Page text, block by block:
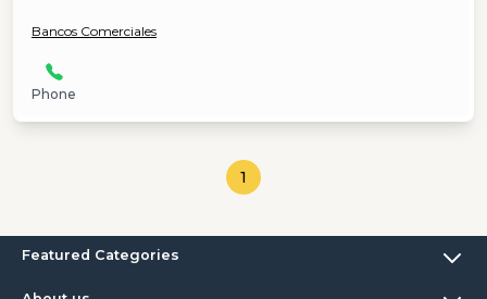
Bancos Comerciales
Phone
1
Featured Categories